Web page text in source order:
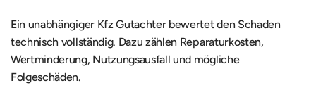
Ein unabhängiger Kfz Gutachter bewertet den Schaden
technisch vollständig. Dazu zählen Reparaturkosten,
Wertminderung, Nutzungsausfall und mögliche
Folgeschäden.